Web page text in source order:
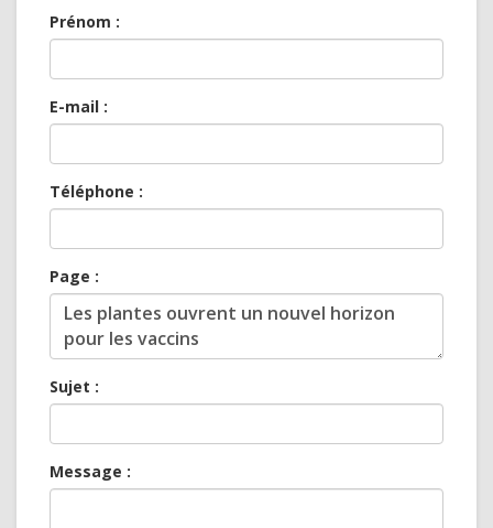
Prénom :
E-mail :
Téléphone :
Page :
Sujet :
Message :